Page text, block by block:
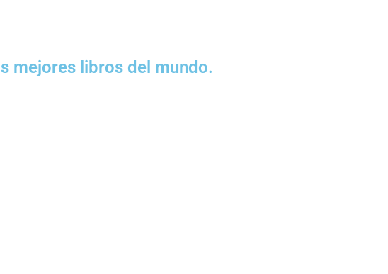
mejores libros del mundo.